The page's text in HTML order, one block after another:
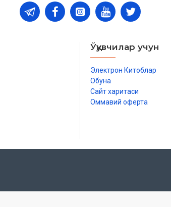
Ўқувчилар учун
Электрон Китоблар
Обуна
Сайт харитаси
Оммавий оферта